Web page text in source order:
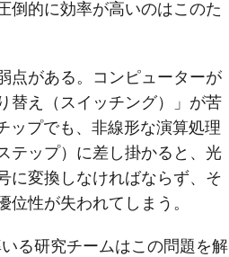
倒的に効率が高いのはこのた
点がある。コンピューターが
替え（スイッチング）」が苦
ップでも、非線形な演算処理
テップ）に差し掛かると、光
に変換しなければならず、そ
位性が失われてしまう。
る研究チームはこの問題を解